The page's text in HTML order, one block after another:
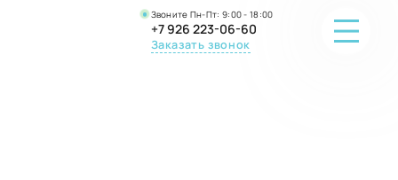
Звоните Пн-Пт: 9:00 - 18:00
+7 926 223-06-60
Заказать звонок